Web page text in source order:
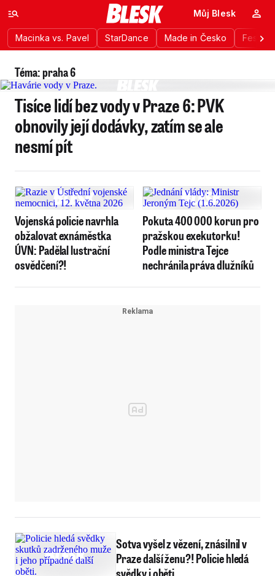
Macinka vs. Pavel StarDance Made in Česko
Můj Blesk
Téma: praha 6
Tisíce lidí bez vody v Praze 6: PVK
obnovily její dodávky, zatím se ale
nesmí pít
Vojenská policie navrhla
obžalovat exnáměstka
ÚVN: Padělal lustrační
osvědčení?!
Pokuta 400 000 korun pro
pražskou exekutorku!
Podle ministra Tejce
nechránila práva dlužníků
Sotva vyšel z vězení, znásilnil v
Praze další ženu?! Policie hledá